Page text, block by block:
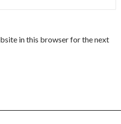
in this browser for the next